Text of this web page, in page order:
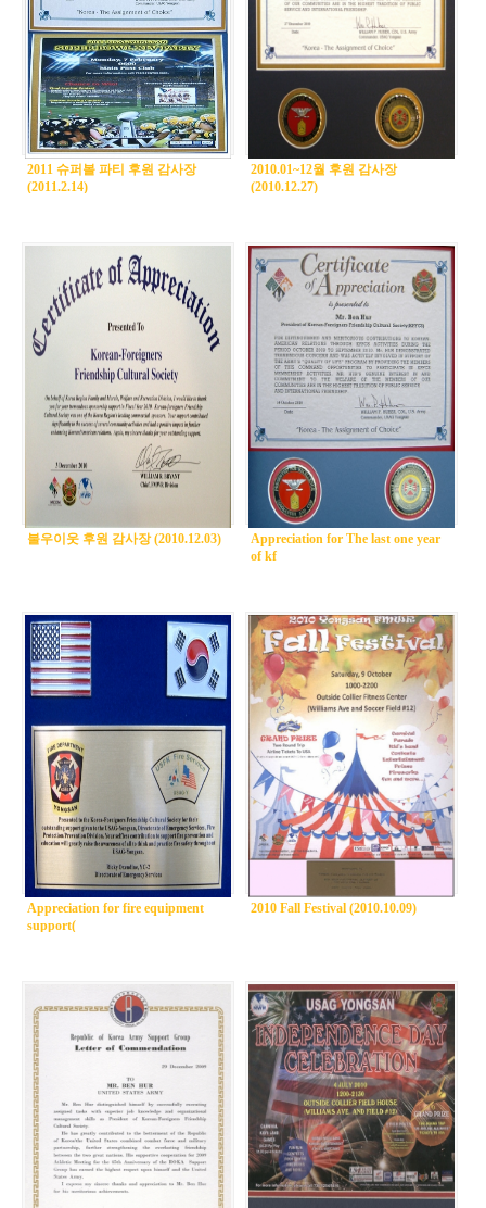
2011 슈퍼볼 파티 후원 감사장
(2011.2.14)
2010.01~12월 후원 감사장
(2010.12.27)
불우이웃 후원 감사장 (2010.12.03)
Appreciation for The last one year
of kf
Appreciation for fire equipment
support(
2010 Fall Festival (2010.10.09)